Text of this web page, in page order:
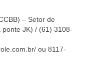
– Setor de
JK) / (61) 3108-
ou 8117-